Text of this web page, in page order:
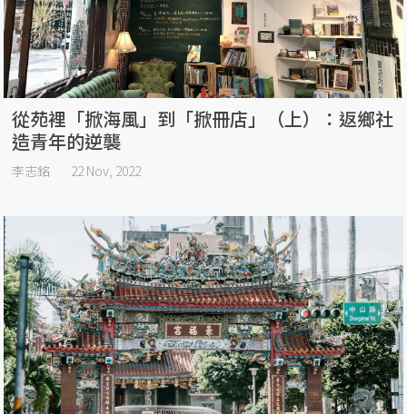
從苑裡「掀海風」到「掀冊店」（上）：返鄉社
造青年的逆襲
李志銘 22 Nov, 2022